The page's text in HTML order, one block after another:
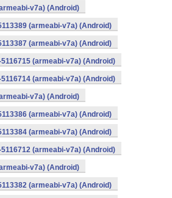
v7a) (Android)
(armeabi-v7a) (Android)
(armeabi-v7a) (Android)
(armeabi-v7a) (Android)
(armeabi-v7a) (Android)
v7a) (Android)
(armeabi-v7a) (Android)
(armeabi-v7a) (Android)
(armeabi-v7a) (Android)
v7a) (Android)
(armeabi-v7a) (Android)